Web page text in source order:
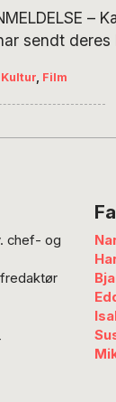
–
sendt deres
under jorden.
hos sin
for alle
Kultur, Film
chef- og